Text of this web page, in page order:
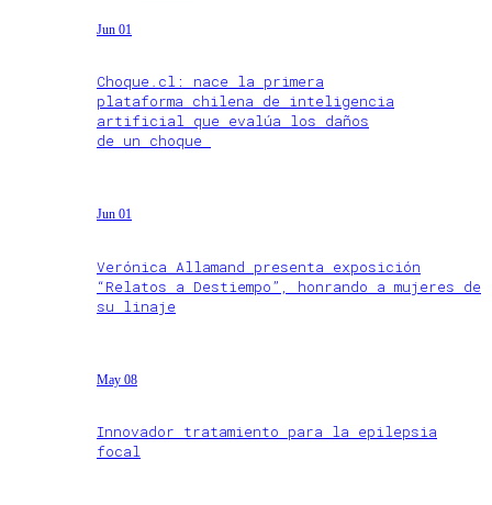
Jun 01
Choque.cl: nace la primera
plataforma chilena de inteligencia
artificial que evalúa los daños
de un choque
Jun 01
Verónica Allamand presenta exposición
“Relatos a Destiempo”, honrando a mujeres de
su linaje
May 08
Innovador tratamiento para la epilepsia
focal